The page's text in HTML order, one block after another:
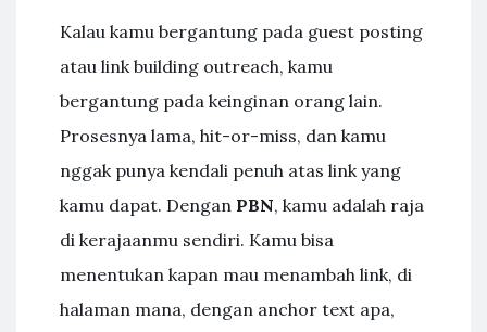
Kalau kamu bergantung pada guest posting
atau link building outreach, kamu
bergantung pada keinginan orang lain.
Prosesnya lama, hit-or-miss, dan kamu
nggak punya kendali penuh atas link yang
kamu dapat. Dengan PBN, kamu adalah raja
di kerajaanmu sendiri. Kamu bisa
menentukan kapan mau menambah link, di
halaman mana, dengan anchor text apa,